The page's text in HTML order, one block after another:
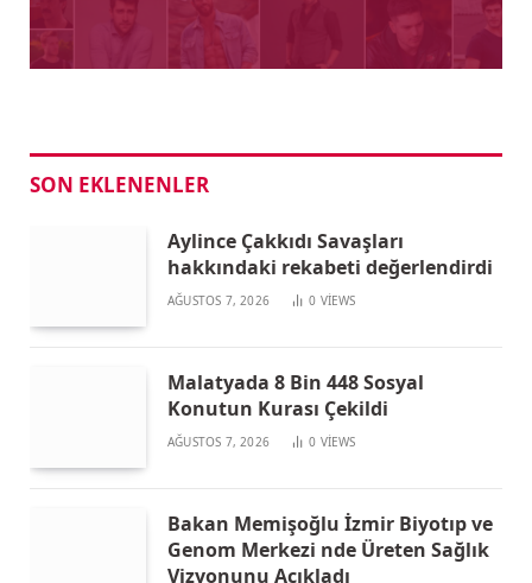
SON EKLENENLER
Aylince Çakkıdı Savaşları
hakkındaki rekabeti değerlendirdi
AĞUSTOS 7, 2026 0 VIEWS
Malatyada 8 Bin 448 Sosyal
Konutun Kurası Çekildi
AĞUSTOS 7, 2026 0 VIEWS
Bakan Memişoğlu İzmir Biyotıp ve
Genom Merkezi nde Üreten Sağlık
Vizyonunu Açıkladı